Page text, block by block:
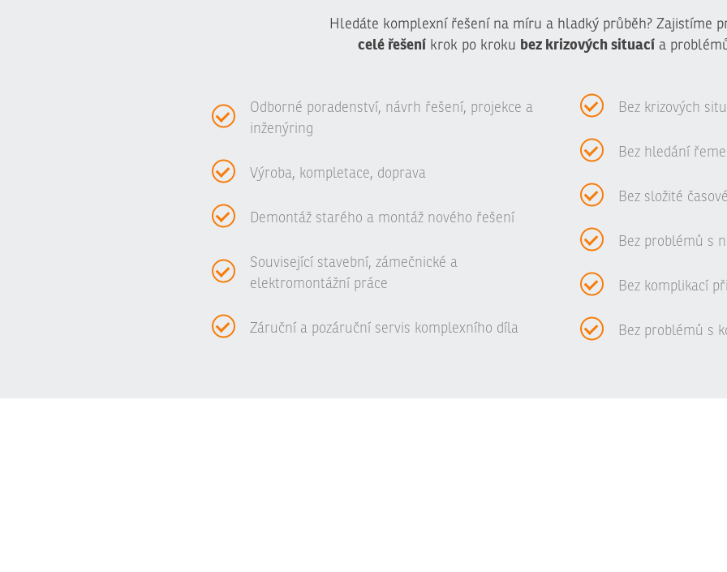
Hledáte komplexní řešení na míru a hladký průběh? Zajistíme
celé řešeníkrok po kroku bez krizových situacía
Odborné poradenství, návrh řešení, projekce a
inženýring
Výroba, kompletace, doprava
Demontáž starého a montáž nového řešení
Související stavební, zámečnické a
elektromontážní práce
Záruční a pozáruční servis komplexního díla
Bez krizových
Bez hledání
Bez složité
Bez problémů s
Bez komplikací
Bez problémů s